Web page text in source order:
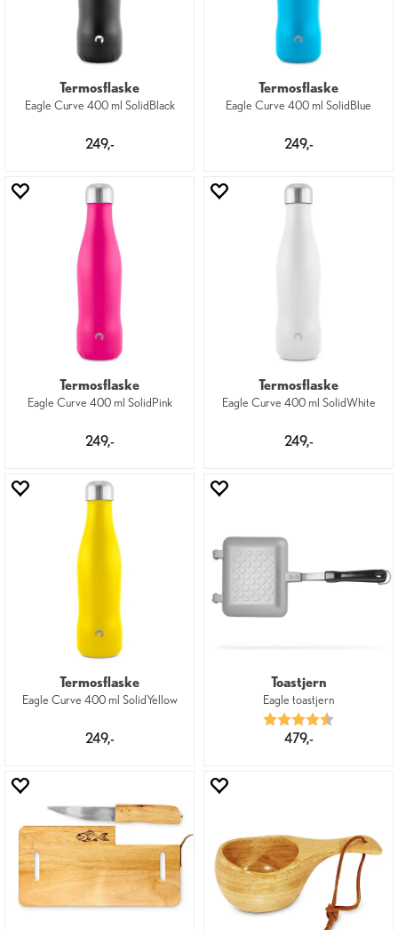
Termosflaske
Eagle Curve 400 ml SolidBlack
249,-
Termosflaske
Eagle Curve 400 ml SolidBlue
249,-
Termosflaske
Eagle Curve 400 ml SolidPink
249,-
Termosflaske
Eagle Curve 400 ml SolidWhite
249,-
Termosflaske
Eagle Curve 400 ml SolidYellow
249,-
Toastjern
Eagle toastjern
Karakter:
479,-